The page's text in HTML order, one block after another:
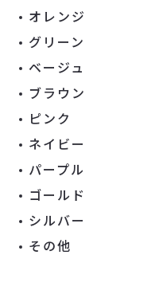
オレンジ
グリーン
ベージュ
ブラウン
ピンク
ネイビー
パープル
ゴールド
シルバー
その他